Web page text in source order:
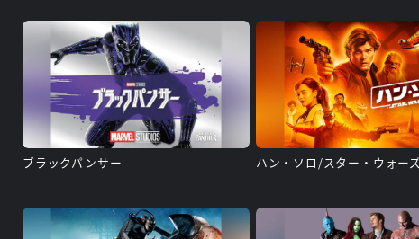
ブラックパンサー